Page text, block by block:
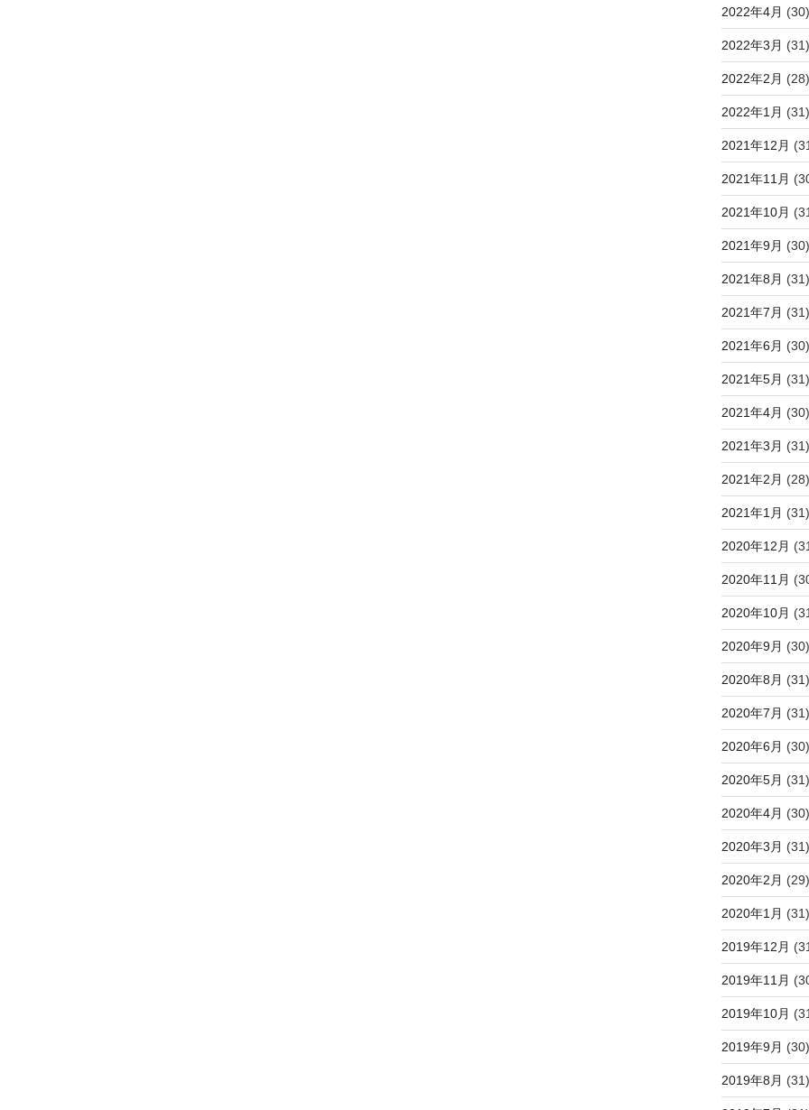
2022年4月 (30)
2022年3月 (31)
2022年2月 (28)
2022年1月 (31)
2021年12月
2021年11月
2021年10月
2021年9月 (30)
2021年8月 (31)
2021年7月 (31)
2021年6月 (30)
2021年5月 (31)
2021年4月 (30)
2021年3月 (31)
2021年2月 (28)
2021年1月 (31)
2020年12月
2020年11月
2020年10月
2020年9月 (30)
2020年8月 (31)
2020年7月 (31)
2020年6月 (30)
2020年5月 (31)
2020年4月 (30)
2020年3月 (31)
2020年2月 (29)
2020年1月 (31)
2019年12月
2019年11月
2019年10月
2019年9月 (30)
2019年8月 (31)